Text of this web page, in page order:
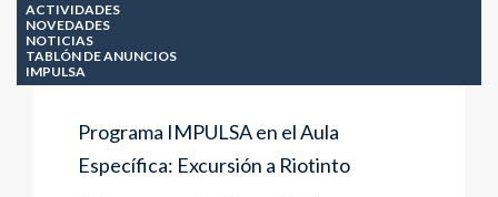
ACTIVIDADES
NOVEDADES
NOTICIAS
TABLÓN DE ANUNCIOS
IMPULSA
Programa IMPULSA en el Aula
Específica: Excursión a Riotinto